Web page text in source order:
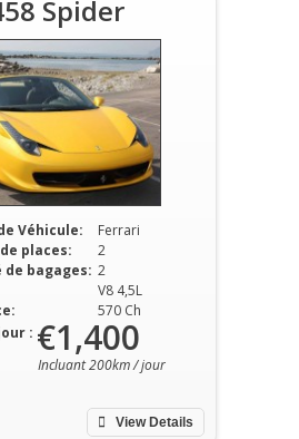
Spider
Véhicule:
Ferrari
places:
2
de bagages: 2
V8 4,5L
570 Ch
View Details
: €1,400
Incluant 200km / jour